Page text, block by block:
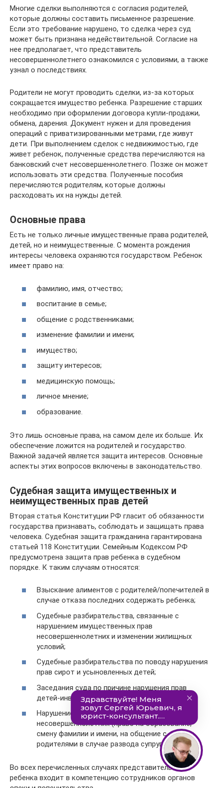
Многие сделки выполняются с согласия родителей,
которые должны составить письменное разрешение.
Если это требование нарушено, то сделка через суд
может быть признана недействительной. Согласие на
нее предполагает, что представитель
несовершеннолетнего ознакомился с условиями, а также
узнал о последствиях.
Родители не могут проводить сделки, из-за которых
сокращается имущество ребенка. Разрешение старших
необходимо при оформлении договора купли-продажи,
обмена, дарения. Документ нужен и для проведения
операций с приватизированными метрами, где живут
дети. При выполнением сделок с недвижимостью, где
живет ребенок, полученные средства перечисляются на
банковский счет несовершеннолетнего. Позже он может
использовать эти средства. Полученные пособия
перечисляются родителям, которые должны
расходовать их на нужды детей.
Основные права
Есть не только личные имущественные права родителей,
детей, но и неимущественные. С момента рождения
интересы человека охраняются государством. Ребенок
имеет право на:
фамилию, имя, отчество;
воспитание в семье;
общение с родственниками;
изменение фамилии и имени;
имущество;
защиту интересов;
медицинскую помощь;
личное мнение;
образование.
Это лишь основные права, на самом деле их больше. Их
обеспечение ложится на родителей и государство.
Важной задачей является защита интересов. Основные
аспекты этих вопросов включены в законодательство.
Судебная защита имущественных и
неимущественных прав детей
Вторая статья Конституции РФ гласит об обязанности
государства признавать, соблюдать и защищать права
человека. Судебная защита гражданина гарантирована
статьей 118 Конституции. Семейным Кодексом РФ
предусмотрена защита прав ребенка в судебном
порядке. К таким случаям относятся:
Взыскание алиментов с родителей/попечителей в
случае отказа последних содержать ребенка;
Судебные разбирательства, связанные с
нарушением имущественных прав
несовершеннолетних и изменении жилищных
условий;
Судебные разбирательства по поводу нарушения
прав сирот и усыновленных детей;
Заседания суда по причине нарушения прав
детей-инвалидов и детей с ОВЗ;
Нарушение неимущественных прав
несовершеннолетних (право на образование,
смену фамилии и имени, на общение с обеими
родителями в случае развода супругов и т.д.).
Во всех перечисленных случаях представительство
ребенка входит в компетенцию сотрудников органов